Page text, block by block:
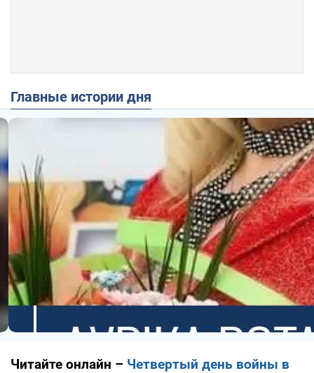
Главные истории дня
Читайте онлайн – Четвертый день войны в